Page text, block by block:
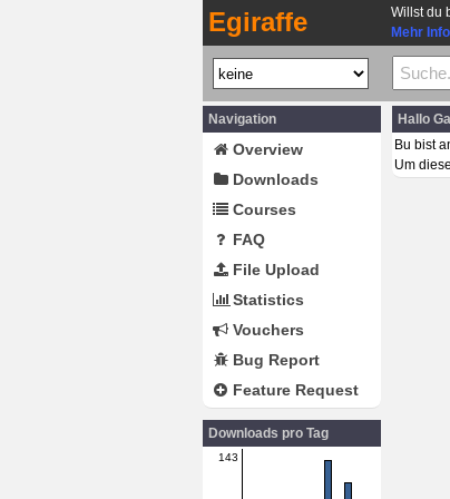
Egiraffe
Willst du
Mehr
Navigation
Overview
Downloads
Courses
FAQ
File Upload
Statistics
Vouchers
Bug Report
Feature Request
Downloads pro Tag
143
Hallo
Bu bist
Um